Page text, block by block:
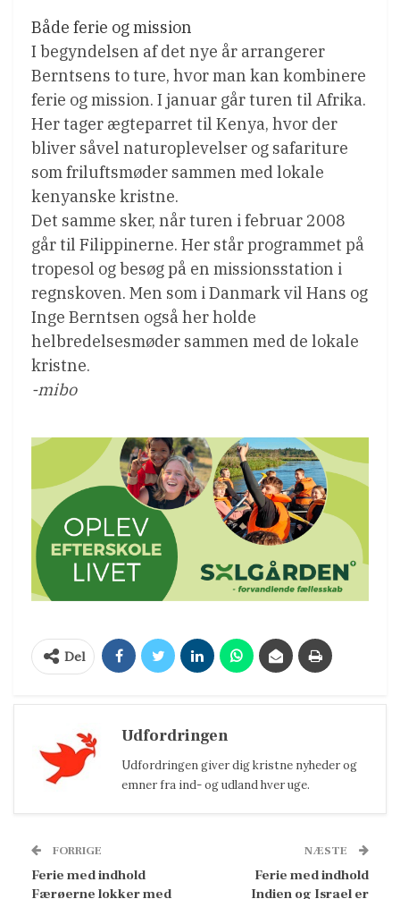
Både ferie og mission
I begyndelsen af det nye år arrangerer
Berntsens to ture, hvor man kan kombinere
ferie og mission. I januar går turen til Afrika.
Her tager ægteparret til Kenya, hvor der
bliver såvel naturoplevelser og safariture
som friluftsmøder sammen med lokale
kenyanske kristne.
Det samme sker, når turen i februar 2008
går til Filippinerne. Her står programmet på
tropesol og besøg på en missionsstation i
regnskoven. Men som i Danmark vil Hans og
Inge Berntsen også her holde
helbredelsesmøder sammen med de lokale
kristne.
-mibo
Del
Udfordringen
Udfordringen giver dig kristne nyheder og
emner fra ind- og udland hver uge.
FORRIGE
Ferie med indhold
Færøerne lokker med
NÆSTE
Ferie med indhold
Indien og Israel er